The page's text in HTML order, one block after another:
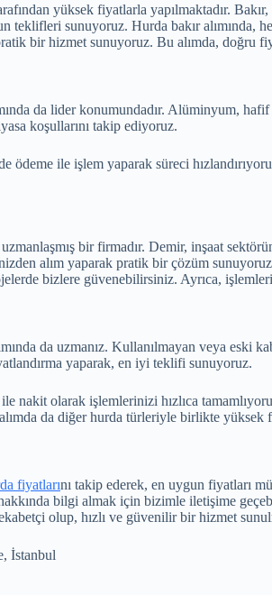
yüksek fiyatlarla yapılmaktadır.
teklifleri sunuyoruz. Hurda bakır alımında,
bir hizmet sunuyoruz. Bu alımda, doğru
da lider konumundadır. Alüminyum,
koşullarını takip ediyoruz.
ödeme ile işlem yaparak süreci
bir firmadır. Demir, inşaat
alım yaparak pratik bir çözüm
bizlere güvenebilirsiniz. Ayrıca,
da uzmanız. Kullanılmayan veya
yaparak, en iyi teklifi sunuyoruz.
nakit olarak işlemlerinizi hızlıca
da diğer hurda türleriyle birlikte yüksek
fiyatlarını takip ederek, en uygun fiyatları
bilgi almak için bizimle iletişime
olup, hızlı ve güvenilir bir hizmet
İstanbul